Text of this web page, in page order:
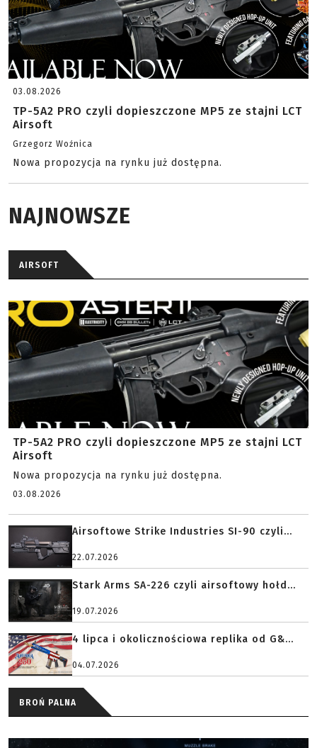
03.08.2026
TP-5A2 PRO czyli dopieszczone MP5 ze stajni LCT
Airsoft
Grzegorz Woźnica
Nowa propozycja na rynku już dostępna.
NAJNOWSZE
AIRSOFT
TP-5A2 PRO czyli dopieszczone MP5 ze stajni LCT
Airsoft
Nowa propozycja na rynku już dostępna.
03.08.2026
Airsoftowe Strike Industries SI-90 czyli...
22.07.2026
Stark Arms SA-226 czyli airsoftowy hołd...
19.07.2026
4 lipca i okolicznościowa replika od G&...
04.07.2026
BROŃ PALNA